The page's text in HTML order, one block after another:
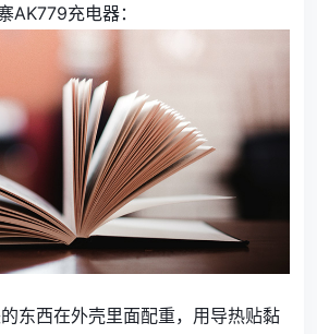
AK779充电器：
东西在外壳里面配重，用导热贴黏